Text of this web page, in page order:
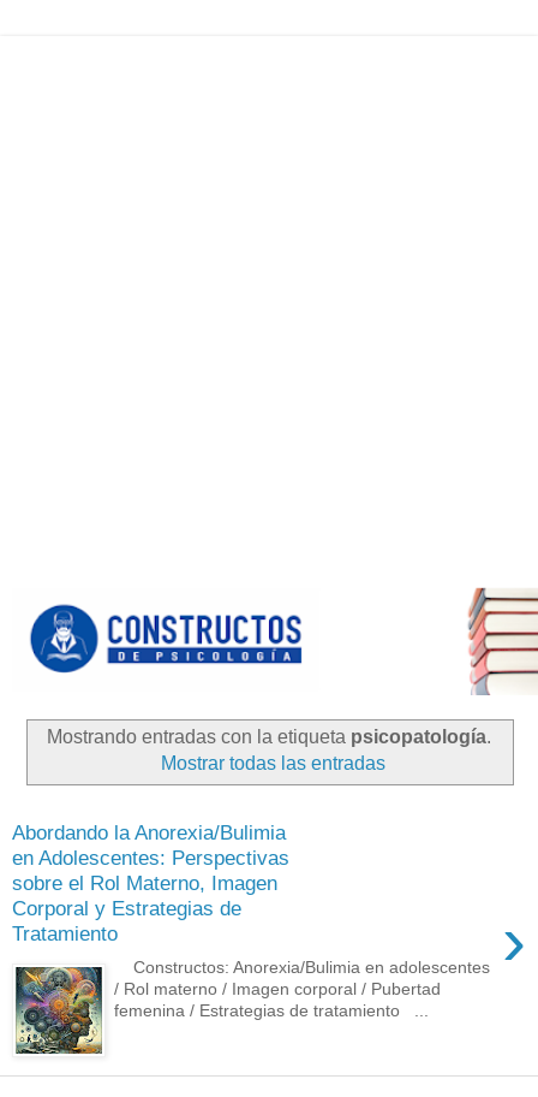
Mostrando entradas con la etiqueta psicopatología.
Mostrar todas las entradas
Abordando la Anorexia/Bulimia
en Adolescentes: Perspectivas
sobre el Rol Materno, Imagen
Corporal y Estrategias de
Tratamiento
›
Constructos: Anorexia/Bulimia en adolescentes
/ Rol materno / Imagen corporal / Pubertad
femenina / Estrategias de tratamiento ...